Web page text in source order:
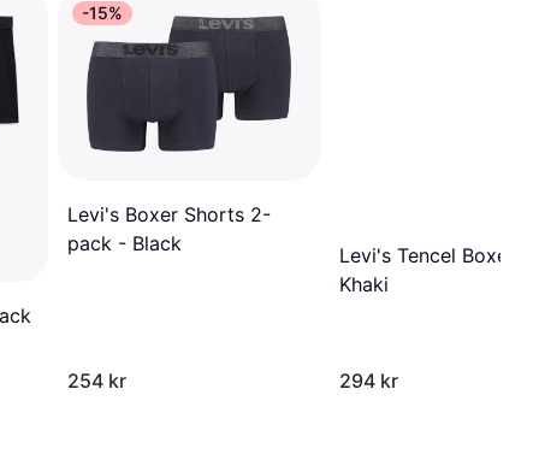
-15%
Levi's Boxer Shorts 2-
pack - Black
254 kr
Levi's Tencel Boxer
Khaki
294 kr